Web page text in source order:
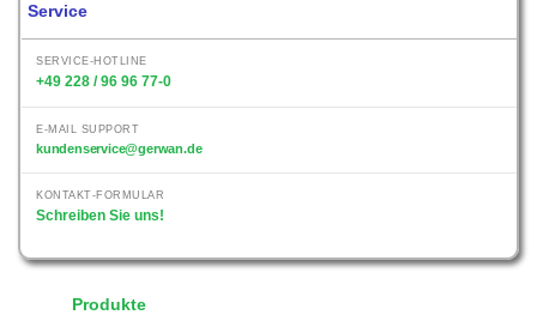
Service
SERVICE-HOTLINE
+49 228 / 96 96 77-0
E-MAIL SUPPORT
kundenservice@gerwan.de
KONTAKT-FORMULAR
Schreiben Sie uns!
Produkte